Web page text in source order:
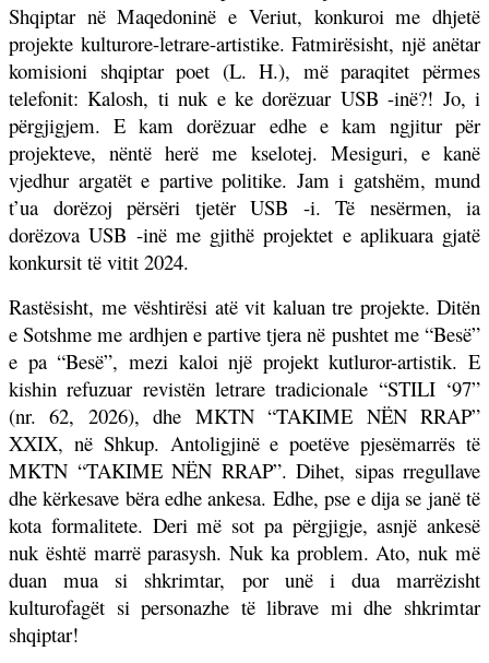
Shqiptar në Maqedoninë e Veriut, konkuroi me dhjetë
projekte kulturore-letrare-artistike. Fatmirësisht, një anëtar
komisioni shqiptar poet (L. H.), më paraqitet përmes
telefonit: Kalosh, ti nuk e ke dorëzuar USB -inë?! Jo, i
përgjigjem. E kam dorëzuar edhe e kam ngjitur për
projekteve, nëntë herë me kselotej. Mesiguri, e kanë
vjedhur argatët e partive politike. Jam i gatshëm, mund
t’ua dorëzoj përsëri tjetër USB -i. Të nesërmen, ia
dorëzova USB -inë me gjithë projektet e aplikuara gjatë
konkursit të vitit 2024.
Rastësisht, me vështirësi atë vit kaluan tre projekte. Ditën
e Sotshme me ardhjen e partive tjera në pushtet me “Besë”
e pa “Besë”, mezi kaloi një projekt kutluror-artistik. E
kishin refuzuar revistën letrare tradicionale “STILI ‘97”
(nr. 62, 2026), dhe MKTN “TAKIME NËN RRAP”
XXIX, në Shkup. Antoligjinë e poetëve pjesëmarrës të
MKTN “TAKIME NËN RRAP”. Dihet, sipas rregullave
dhe kërkesave bëra edhe ankesa. Edhe, pse e dija se janë të
kota formalitete. Deri më sot pa përgjigje, asnjë ankesë
nuk është marrë parasysh. Nuk ka problem. Ato, nuk më
duan mua si shkrimtar, por unë i dua marrëzisht
kulturofagët si personazhe të librave mi dhe shkrimtar
shqiptar!